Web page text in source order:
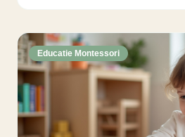
Educatie Montessori